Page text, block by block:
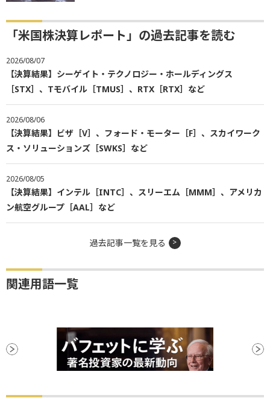
「米国株決算レポート」の過去記事を読む
2026/08/07
【決算結果】シーゲイト・テクノロジー・ホールディングス
［STX］、Tモバイル［TMUS］、RTX［RTX］など
2026/08/06
【決算結果】ビザ［V］、フォード・モーター［F］、スカイワーク
ス・ソリューションズ［SWKS］など
2026/08/05
【決算結果】インテル［INTC］、スリーエム［MMM］、アメリカ
ン航空グループ［AAL］など
過去記事一覧を見る
関連用語一覧